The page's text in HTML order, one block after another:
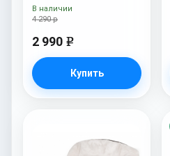
4 290 р
2 990 e
Купить
В наличии